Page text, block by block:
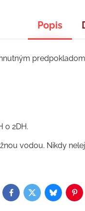
Popis
o 2DH.
vodou. Nikdy
Facebook
TwitterBluesky